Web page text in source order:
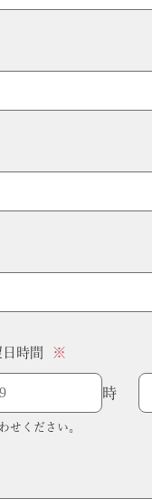
日時間
時
せください。